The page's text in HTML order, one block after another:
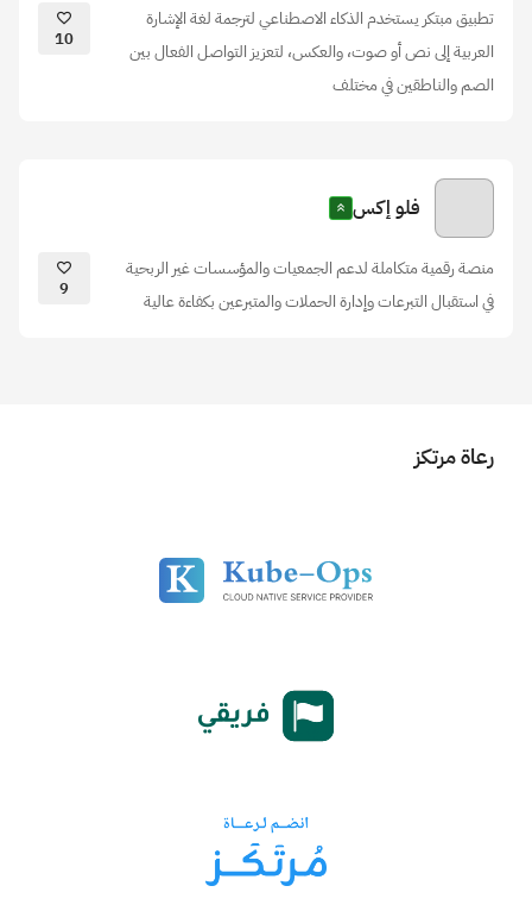
تطبيق مبتكر يستخدم الذكاء الاصطناعي لترجمة لغة الإشارة
العربية إلى نص أو صوت، والعكس، لتعزيز التواصل الفعال بين
الصم والناطقين في مختلف
10
فلو إكس
منصة رقمية متكاملة لدعم الجمعيات والمؤسسات غير الربحية
في استقبال التبرعات وإدارة الحملات والمتبرعين بكفاءة عالية
9
رعاة مرتكز